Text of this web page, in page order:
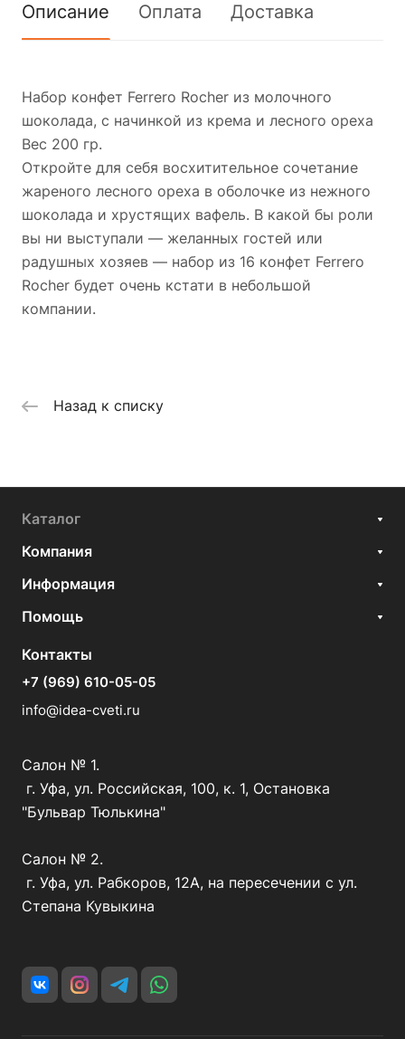
Описание Оплата Доставка
Набор конфет Ferrero Rocher из молочного
шоколада, с начинкой из крема и лесного ореха
Вес 200 гр.
Откройте для себя восхитительное сочетание
жареного лесного ореха в оболочке из нежного
шоколада и хрустящих вафель. В какой бы роли
вы ни выступали — желанных гостей или
радушных хозяев — набор из 16 конфет Ferrero
Rocher будет очень кстати в небольшой
компании.
Назад к списку
Каталог
Компания
Информация
Помощь
Контакты
+7 (969) 610-05-05
info@idea-cveti.ru
Салон № 1.
г. Уфа, ул. Российская, 100, к. 1, Остановка
"Бульвар Тюлькина"
Салон № 2.
г. Уфа, ул. Рабкоров, 12А, на пересечении с ул.
Степана Кувыкина